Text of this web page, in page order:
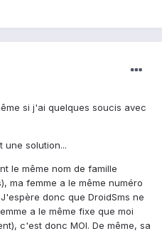
si j'ai quelques soucis avec
une solution...
le même nom de famille
ma femme a le même numéro
donc que DroidSms ne
a le même fixe que moi
c'est donc MOI. De même, sa